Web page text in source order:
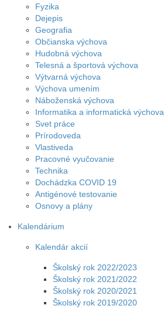
Fyzika
Dejepis
Geografia
Občianska výchova
Hudobná výchova
Telesná a športová výchova
Výtvarná výchova
Výchova umením
Náboženská výchova
Informatika a informatická výchova
Svet práce
Prírodoveda
Vlastiveda
Pracovné vyučovanie
Technika
Dochádzka COVID 19
Antigénové testovanie
Osnovy a plány
Kalendárium
Kalendár akcií
Školský rok 2022/2023
Školský rok 2021/2022
Školský rok 2020/2021
Školský rok 2019/2020